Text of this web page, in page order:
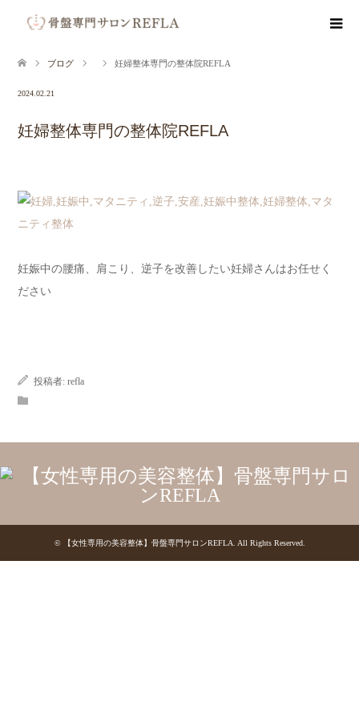
ブログ 妊婦整体専門の整体院REFLA
2024.02.21
妊婦整体専門の整体院REFLA
妊娠中の腰痛、肩こり、逆子を改善したい妊婦さんはお任せく
ださい
投稿者: refla
© 【女性専用の美容整体】骨盤専門サロンREFLA. All Rights Reserved.